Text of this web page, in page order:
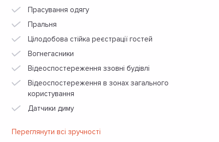
Прасування одягу
Пральня
Цілодобова стійка реєстрації гостей
Вогнегасники
Відеоспостереження ззовні будівлі
Відеоспостереження в зонах загального
користування
Датчики диму
Переглянути всі зручності